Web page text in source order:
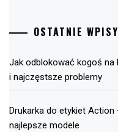
OSTATNIE WPISY
Jak odblokować kogoś na
i najczęstsze problemy
Drukarka do etykiet
najlepsze modele